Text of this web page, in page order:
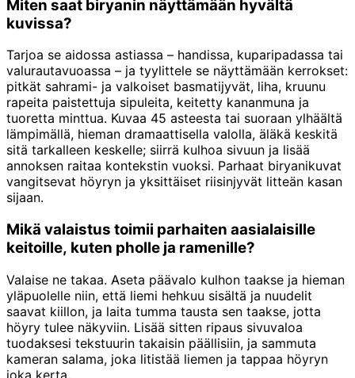
Miten saat biryanin näyttämään hyvältä
kuvissa?
Tarjoa se aidossa astiassa – handissa, kuparipadassa tai
valurautavuoassa – ja tyylittele se näyttämään kerrokset:
pitkät sahrami- ja valkoiset basmatijyvät, liha, kruunu
rapeita paistettuja sipuleita, keitetty kananmuna ja
tuoretta minttua. Kuvaa 45 asteesta tai suoraan ylhäältä
lämpimällä, hieman dramaattisella valolla, äläkä keskitä
sitä tarkalleen keskelle; siirrä kulhoa sivuun ja lisää
annoksen raitaa kontekstin vuoksi. Parhaat biryanikuvat
vangitsevat höyryn ja yksittäiset riisinjyvät litteän kasan
sijaan.
Mikä valaistus toimii parhaiten aasialaisille
keitoille, kuten pholle ja ramenille?
Valaise ne takaa. Aseta päävalo kulhon taakse ja hieman
yläpuolelle niin, että liemi hehkuu sisältä ja nuudelit
saavat kiillon, ja laita tumma tausta sen taakse, jotta
höyry tulee näkyviin. Lisää sitten ripaus sivuvaloa
tuodaksesi tekstuurin takaisin päällisiin, ja sammuta
kameran salama, joka litistää liemen ja tappaa höyryn
joka kerta.